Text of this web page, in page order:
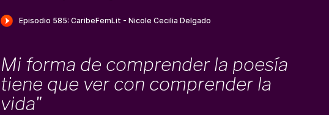
Mi forma de comprender la poesía
tiene que ver con comprender la
vida"